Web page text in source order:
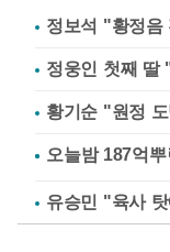
정보석 "황정
정웅인 첫째 딸
황기순 "원정